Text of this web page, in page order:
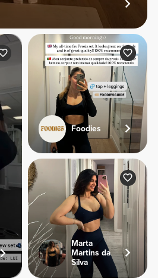
Foodies
Marta
Martins da
Silva